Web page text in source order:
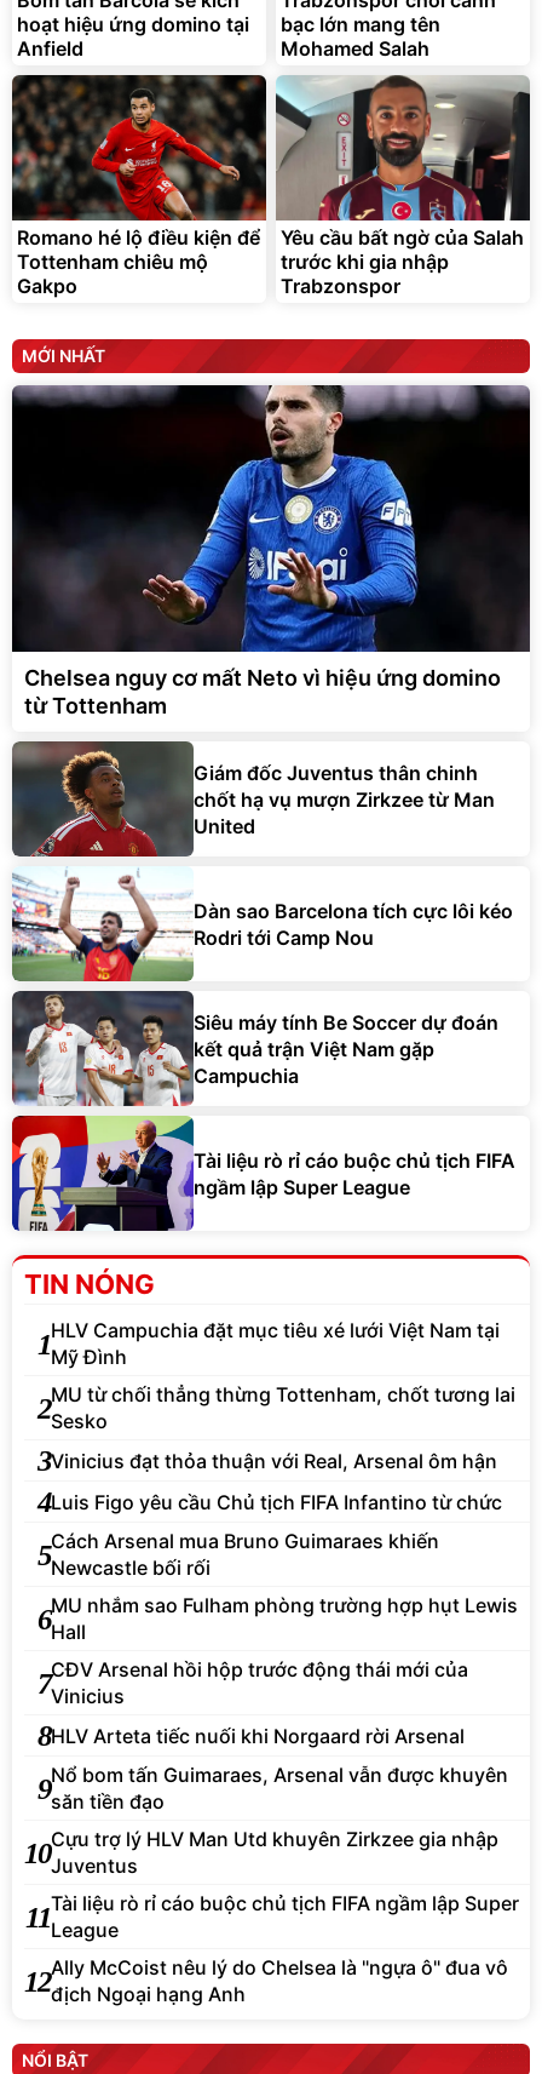
Đã bán nhiều Đang xem nhiều
G-FORCE VIETNA
hoạt hiệu ứng domino tại
Anfield
bạc lớn mang tên
Mohamed Salah
Romano hé lộ điều kiện để
Tottenham chiêu mộ
Gakpo
Yêu cầu bất ngờ của Salah
trước khi gia nhập
Trabzonspor
MỚI NHẤT
Chelsea nguy cơ mất Neto vì hiệu ứng domino
từ Tottenham
Giám đốc Juventus thân chinh
chốt hạ vụ mượn Zirkzee từ Man
United
Dàn sao Barcelona tích cực lôi kéo
Rodri tới Camp Nou
Siêu máy tính Be Soccer dự đoán
kết quả trận Việt Nam gặp
Campuchia
Tài liệu rò rỉ cáo buộc chủ tịch FIFA
ngầm lập Super League
TIN NÓNG
1HLV Campuchia đặt mục tiêu xé lưới Việt Nam tại
Mỹ Đình
2MU từ chối thẳng thừng Tottenham, chốt tương lai
Sesko
3Vinicius đạt thỏa thuận với Real, Arsenal ôm hận
4Luis Figo yêu cầu Chủ tịch FIFA Infantino từ chức
5Cách Arsenal mua Bruno Guimaraes khiến
Newcastle bối rối
6MU nhắm sao Fulham phòng trường hợp hụt Lewis
Hall
7CĐV Arsenal hồi hộp trước động thái mới của
Vinicius
8HLV Arteta tiếc nuối khi Norgaard rời Arsenal
9Nổ bom tấn Guimaraes, Arsenal vẫn được khuyên
săn tiền đạo
10Cựu trợ lý HLV Man Utd khuyên Zirkzee gia nhập
Juventus
11Tài liệu rò rỉ cáo buộc chủ tịch FIFA ngầm lập Super
League
12Ally McCoist nêu lý do Chelsea là "ngựa ô" đua vô
địch Ngoại hạng Anh
NỔI BẬT